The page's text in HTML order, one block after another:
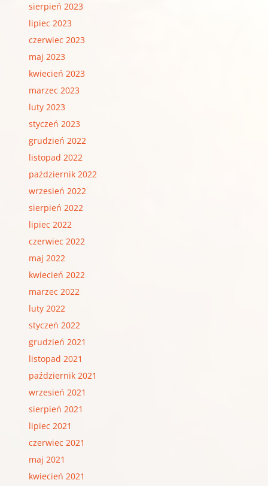
sierpień 2023
lipiec 2023
czerwiec 2023
maj 2023
kwiecień 2023
marzec 2023
luty 2023
styczeń 2023
grudzień 2022
listopad 2022
październik 2022
wrzesień 2022
sierpień 2022
lipiec 2022
czerwiec 2022
maj 2022
kwiecień 2022
marzec 2022
luty 2022
styczeń 2022
grudzień 2021
listopad 2021
październik 2021
wrzesień 2021
sierpień 2021
lipiec 2021
czerwiec 2021
maj 2021
kwiecień 2021